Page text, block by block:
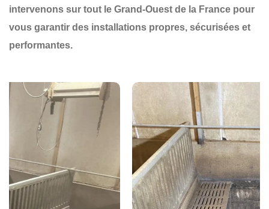
intervenons sur tout le Grand-Ouest de la France pour
vous garantir des installations propres, sécurisées et
performantes.